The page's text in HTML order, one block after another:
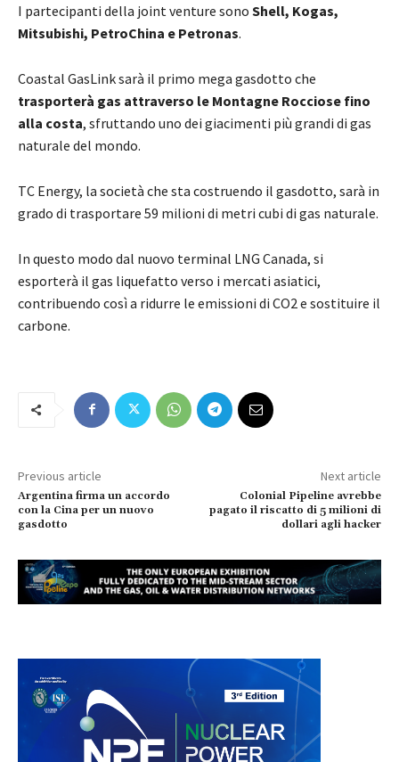
I partecipanti della joint venture sono Shell, Kogas,
Mitsubishi, PetroChina e Petronas.
Coastal GasLink sarà il primo mega gasdotto che
trasporterà gas attraverso le Montagne Rocciose fino
alla costa, sfruttando uno dei giacimenti più grandi di gas
naturale del mondo.
TC Energy, la società che sta costruendo il gasdotto, sarà in
grado di trasportare 59 milioni di metri cubi di gas naturale.
In questo modo dal nuovo terminal LNG Canada, si
esporterà il gas liquefatto verso i mercati asiatici,
contribuendo così a ridurre le emissioni di CO2 e sostituire il
carbone.
Previous article
Argentina firma un accordo
con la Cina per un nuovo
gasdotto
Next article
Colonial Pipeline avrebbe
pagato il riscatto di 5 milioni di
dollari agli hacker